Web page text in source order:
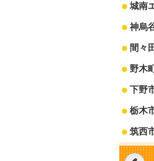
城南
神烏
間々
野木
下野
栃木
筑西